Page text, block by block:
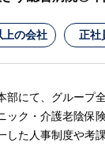
成長企業で安定し
部門として会社全
ーや管理職へのキ
根差して働けます。
ており、長期的に
上の会社 正社
部にて、グループ
ック・介護老陰保
した人事制度や考